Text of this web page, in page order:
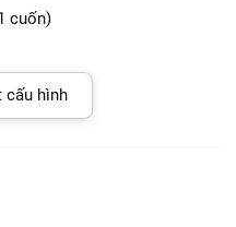
cuốn)
cấu hình